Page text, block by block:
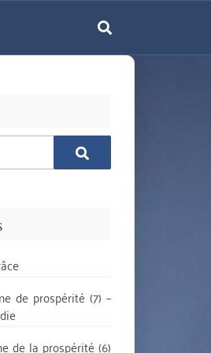
Chercher
de prospérité (7) –
de la prospérité (6)